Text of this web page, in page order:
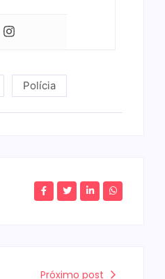
Polícia
Próximo post